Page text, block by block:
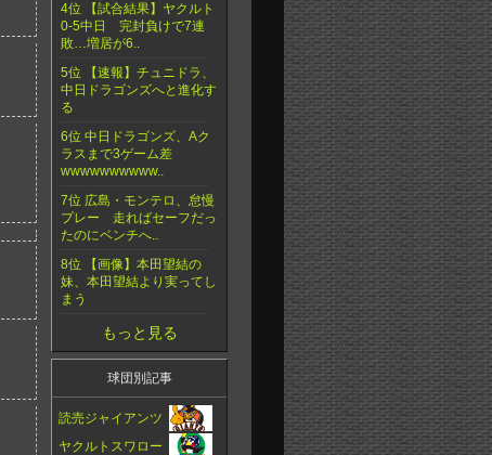
4位 【試合結果】ヤクルト
0-5中日 完封負けで7連
敗…増居が6..
5位 【速報】チュニドラ、
中日ドラゴンズへと進化す
る
6位 中日ドラゴンズ、Aク
ラスまで3ゲーム差
wwwwwwwwww..
7位 広島・モンテロ、怠慢
プレー 走ればセーフだっ
たのにベンチへ..
8位 【画像】本田望結の
妹、本田望結より実ってし
まう
もっと見る
球団別記事
読売ジャイアンツ
ヤクルトスワロー